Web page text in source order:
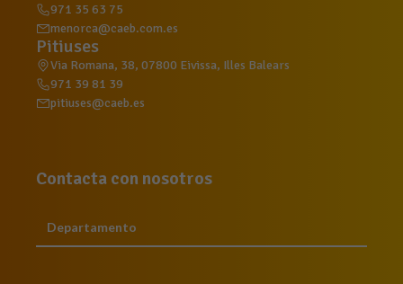
971 35 63 75
menorca@caeb.com.es
Pitiuses
Via Romana, 38, 07800 Eivissa, Illes Balears
971 39 81 39
pitiuses@caeb.es
Contacta con nosotros